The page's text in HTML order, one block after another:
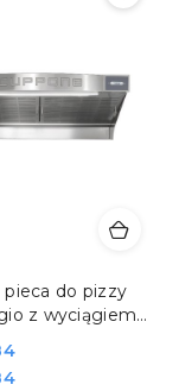
pieca do pizzy
z wyciągiem